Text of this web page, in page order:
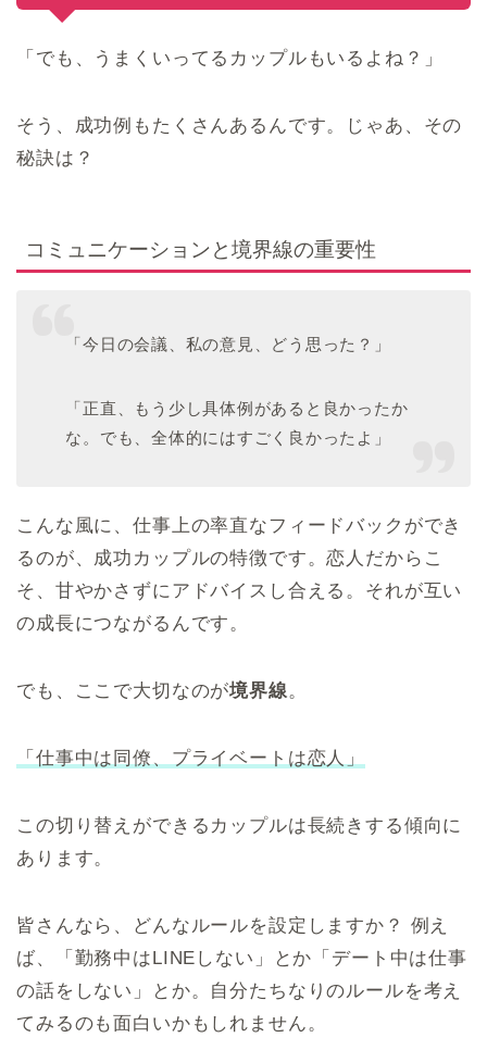
「でも、うまくいってるカップルもいるよね？」
そう、成功例もたくさんあるんです。じゃあ、その
秘訣は？
コミュニケーションと境界線の重要性
「今日の会議、私の意見、どう思った？」
「正直、もう少し具体例があると良かったか
な。でも、全体的にはすごく良かったよ」
こんな風に、仕事上の率直なフィードバックができ
るのが、成功カップルの特徴です。恋人だからこ
そ、甘やかさずにアドバイスし合える。それが互い
の成長につながるんです。
でも、ここで大切なのが境界線。
「仕事中は同僚、プライベートは恋人」
この切り替えができるカップルは長続きする傾向に
あります。
皆さんなら、どんなルールを設定しますか？ 例え
ば、「勤務中はLINEしない」とか「デート中は仕事
の話をしない」とか。自分たちなりのルールを考え
てみるのも面白いかもしれません。